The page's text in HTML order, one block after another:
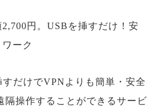
円。USBを挿すだけ！安
ーク
だけでVPNよりも簡単・安全
隔操作することができるサービ